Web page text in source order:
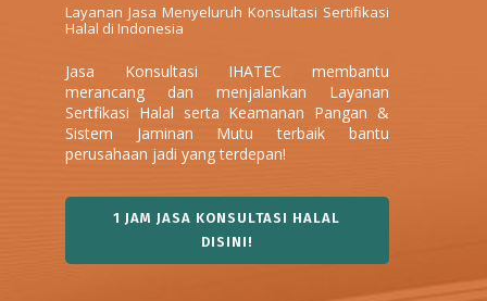
Jasa Konsultasi IHATEC membantu
Sertfikasi Halal serta Keamanan Pangan &
Sistem Jaminan Mutu terbaik bantu
perusahaan jadi yang terdepan!
DISINI!